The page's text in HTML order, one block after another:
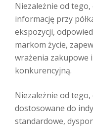
Niezależnie od
informację przy
ekspozycji,
markom życie,
wrażenia zakupowe
konkurencyjną.
Niezależnie od
dostosowane do
standardowe,